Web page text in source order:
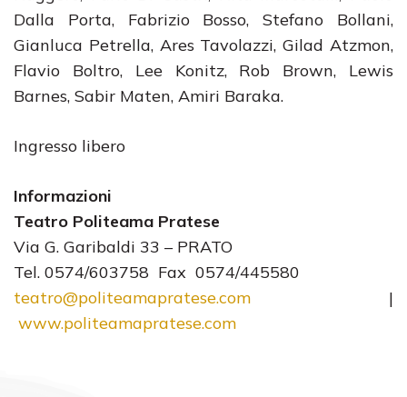
Dalla Porta, Fabrizio Bosso, Stefano Bollani,
Gianluca Petrella, Ares Tavolazzi, Gilad Atzmon,
Flavio Boltro, Lee Konitz, Rob Brown, Lewis
Barnes, Sabir Maten, Amiri Baraka.
Ingresso libero
Informazioni
Teatro Politeama Pratese
Via G. Garibaldi 33 – PRATO
Tel. 0574/603758 Fax 0574/445580
teatro@politeamapratese.com |
www.politeamapratese.com